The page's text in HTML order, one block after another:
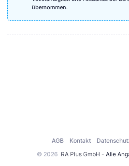
übernommen.
© 2026 RA Plus GmbH - Alle
AGB Kontakt